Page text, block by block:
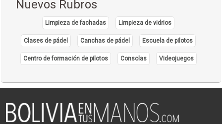
Nuevos Rubros
Limpieza de fachadas Limpieza de vidrios
Clases de pádel Canchas de pádel Escuela de pilotos
Centro de formación de pilotos Consolas Videojuegos